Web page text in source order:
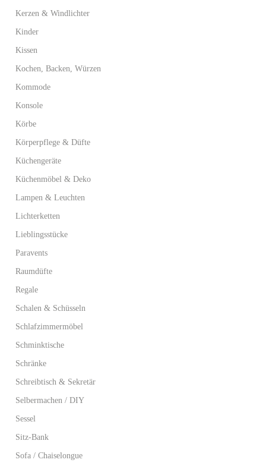
Kerzen & Windlichter
Kinder
Kissen
Kochen, Backen, Würzen
Kommode
Konsole
Körbe
Körperpflege & Düfte
Küchengeräte
Küchenmöbel & Deko
Lampen & Leuchten
Lichterketten
Lieblingsstücke
Paravents
Raumdüfte
Regale
Schalen & Schüsseln
Schlafzimmermöbel
Schminktische
Schränke
Schreibtisch & Sekretär
Selbermachen / DIY
Sessel
Sitz-Bank
Sofa / Chaiselongue